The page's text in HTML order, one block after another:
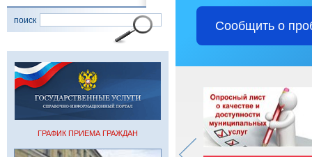
поиск
ГРАФИК ПРИЕМА ГРАЖДАН
Сообщить о